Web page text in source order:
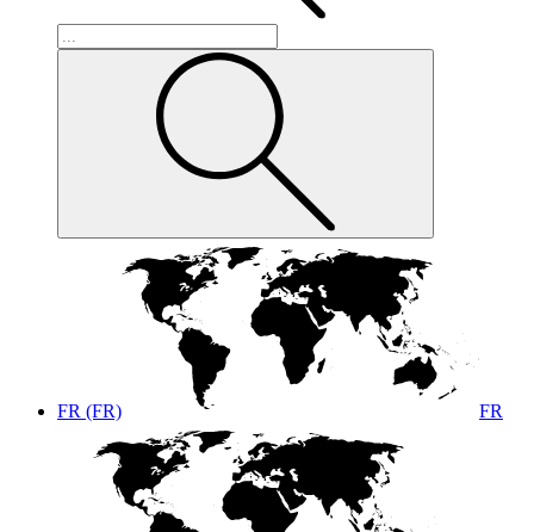
FR (FR) FR